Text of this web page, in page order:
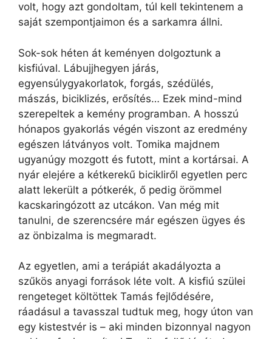
volt, hogy azt gondoltam, túl kell tekintenem a
saját szempontjaimon és a sarkamra állni.
Sok-sok héten át keményen dolgoztunk a
kisfiúval. Lábujjhegyen járás,
egyensúlygyakorlatok, forgás, szédülés,
mászás, biciklizés, erősítés… Ezek mind-mind
szerepeltek a kemény programban. A hosszú
hónapos gyakorlás végén viszont az eredmény
egészen látványos volt. Tomika majdnem
ugyanúgy mozgott és futott, mint a kortársai. A
nyár elejére a kétkerekű bicikliről egyetlen perc
alatt lekerült a pótkerék, ő pedig örömmel
kacskaringózott az utcákon. Van még mit
tanulni, de szerencsére már egészen ügyes és
az önbizalma is megmaradt.
Az egyetlen, ami a terápiát akadályozta a
szűkös anyagi források léte volt. A kisfiú szülei
rengeteget költöttek Tamás fejlődésére,
ráadásul a tavasszal tudtuk meg, hogy úton van
egy kistestvér is – aki minden bizonnyal nagyon